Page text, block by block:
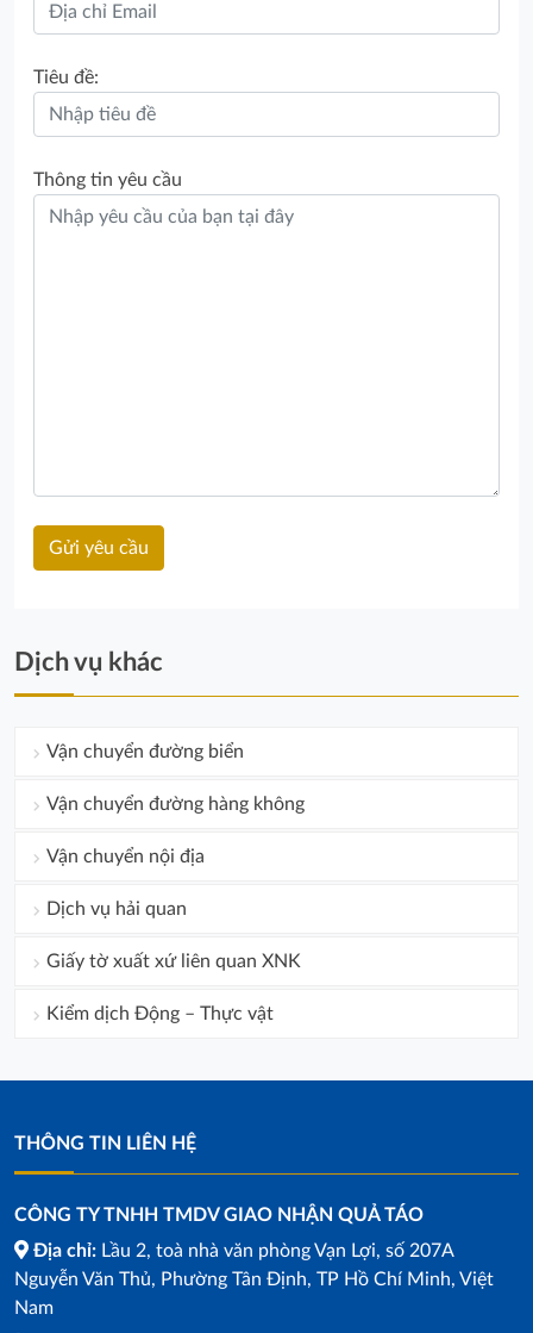
Tiêu đề:
Thông tin yêu cầu
Dịch vụ khác
Vận chuyển đường biển
Vận chuyển đường hàng không
Vận chuyển nội địa
Dịch vụ hải quan
Giấy tờ xuất xứ liên quan XNK
Kiểm dịch Động – Thực vật
THÔNG TIN LIÊN HỆ
CÔNG TY TNHH TMDV GIAO NHẬN QUẢ TÁO
Địa chỉ: Lầu 2, toà nhà văn phòng Vạn Lợi, số 207A
Nguyễn Văn Thủ, Phường Tân Định, TP Hồ Chí Minh, Việt
Nam